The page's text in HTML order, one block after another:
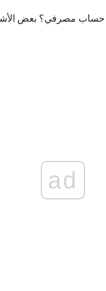
مصرفي؟ بعض
ad